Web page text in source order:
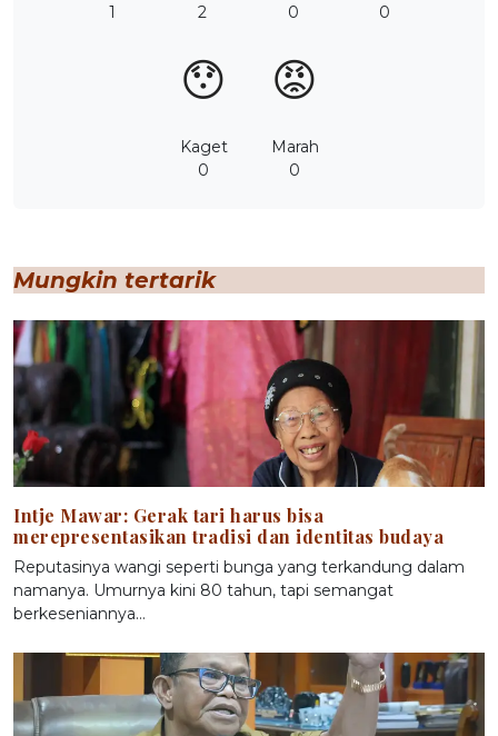
1
2
0
0
😯
Kaget
0
😡
Marah
0
Mungkin tertarik
Intje Mawar: Gerak tari harus bisa
merepresentasikan tradisi dan identitas budaya
Reputasinya wangi seperti bunga yang terkandung dalam
namanya. Umurnya kini 80 tahun, tapi semangat
berkeseniannya…